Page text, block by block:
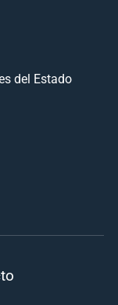
del Estado